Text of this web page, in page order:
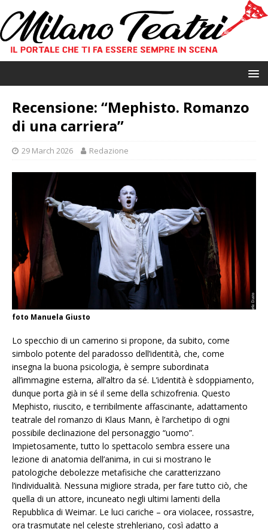
Recensione: “Mephisto. Romanzo
di una carriera”
29 March 2026 Redazione
foto Manuela Giusto
Lo specchio di un camerino si propone, da subito, come
simbolo potente del paradosso dell’identità, che, come
insegna la buona psicologia, è sempre subordinata
all’immagine esterna, all’altro da sé. L’identità è sdoppiamento,
dunque porta già in sé il seme della schizofrenia. Questo
Mephisto, riuscito, e terribilmente affascinante, adattamento
teatrale del romanzo di Klaus Mann, è l’archetipo di ogni
possibile declinazione del personaggio “uomo”.
Impietosamente, tutto lo spettacolo sembra essere una
lezione di anatomia dell’anima, in cui si mostrano le
patologiche debolezze metafisiche che caratterizzano
l’individualità. Nessuna migliore strada, per fare tutto ciò, che
quella di un attore, incuneato negli ultimi lamenti della
Repubblica di Weimar. Le luci cariche – ora violacee, rossastre,
ora trasmutate nel celeste strehleriano, così adatto a